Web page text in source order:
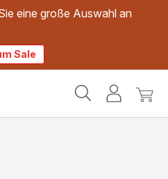
eine große Auswahl an
Sale
Mein
Mein